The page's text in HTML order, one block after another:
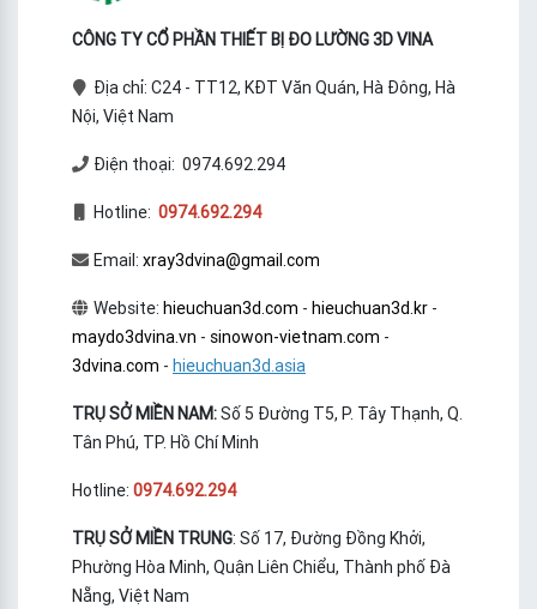
CÔNG TY CỔ PHẦN THIẾT BỊ ĐO LƯỜNG 3D VINA
Địa chỉ: C24 - TT12, KĐT Văn Quán, Hà Đông, Hà
Nội, Việt Nam
Điện thoại: 0974.692.294
Hotline: 0974.692.294
Email: xray3dvina@gmail.com
Website: hieuchuan3d.com - hieuchuan3d.kr-
maydo3dvina.vn - sinowon-vietnam.com -
3dvina.com - hieuchuan3d.asia
TRỤ SỞ MIỀN NAM:Số 5 Đường T5, P. Tây Thạnh, Q.
Tân Phú, TP. Hồ Chí Minh
Hotline: 0974.692.294
TRỤ SỞ MIỀN TRUNG: Số 17, Đường Đồng Khởi,
Phường Hòa Minh, Quận Liên Chiểu, Thành phố Đà
Nẵng, Việt Nam